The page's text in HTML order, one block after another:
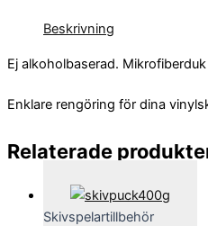
Beskrivning
Ej alkoholbaserad.
Enklare rengöring för dina
Relaterade
Skivspelartillbehör